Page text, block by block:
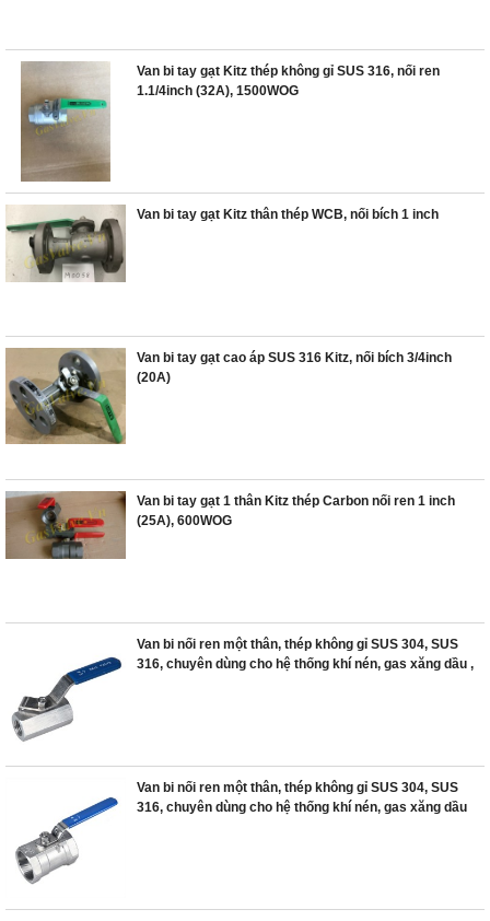
Van bi tay gạt Kitz thép không gỉ SUS 316, nối ren
1.1/4inch (32A), 1500WOG
Van bi tay gạt Kitz thân thép WCB, nối bích 1 inch
Van bi tay gạt cao áp SUS 316 Kitz, nối bích 3/4inch
(20A)
Van bi tay gạt 1 thân Kitz thép Carbon nối ren 1 inch
(25A), 600WOG
Van bi nối ren một thân, thép không gỉ SUS 304, SUS
316, chuyên dùng cho hệ thống khí nén, gas xăng dầu ,
Van bi nối ren một thân, thép không gỉ SUS 304, SUS
316, chuyên dùng cho hệ thống khí nén, gas xăng dầu